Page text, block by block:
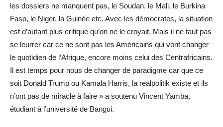
les dossiers ne manquent pas, le Soudan, le Mali, le Burkina
Faso, le Niger, la Guinée etc. Avec les démocrates, la situation
est d’autant plus critique qu’on ne le croyait. Mais il ne faut pas
se leurrer car ce ne sont pas les Américains qui vont changer
le quotidien de l’Afrique, encore moins celui des Centrafricains.
Il est temps pour nous de changer de paradigme car que ce
soit Donald Trump ou Kamala Harris, la realpolitik existe et ils
n’ont pas de miracle à faire » a soutenu Vincent Yamba,
étudiant à l’université de Bangui.